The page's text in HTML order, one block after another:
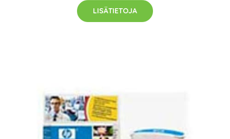
LISÄTIETOJA